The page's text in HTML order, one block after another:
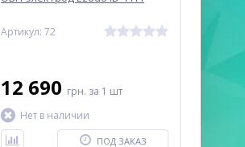
Артикул: 72
12 690 грн. за 1 шт
Нет в наличии
ПОД ЗАКАЗ